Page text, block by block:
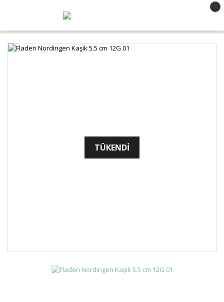
TÜKENDİ